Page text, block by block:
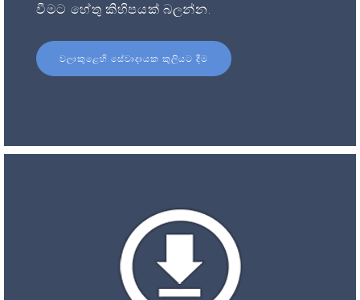
වීමට හේතු කිහිපයක් බලන්න.
වලාකුළෙහි සේවාදායක කුලියට දීම